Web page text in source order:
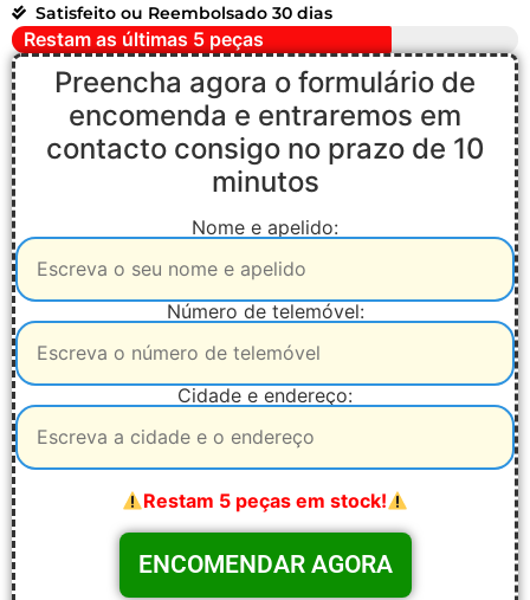
Satisfeito ou Reembolsado 30 dias
Restam as últimas 5 peças
Preencha agora o formulário de
encomenda e entraremos em
contacto consigo no prazo de 10
minutos
Nome e apelido:
Número de telemóvel:
Cidade e endereço:
Restam 5 peças em stock!